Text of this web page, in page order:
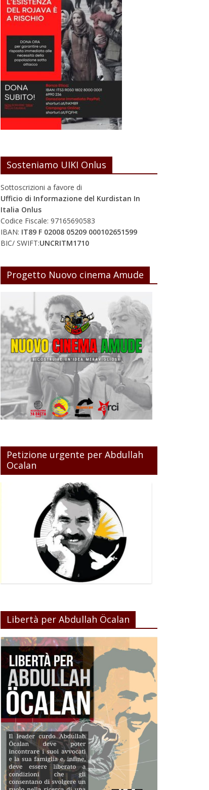
Sosteniamo UIKI Onlus
Sottoscrizioni a favore di
Ufficio di Informazione del Kurdistan In
Italia Onlus
Codice Fiscale: 97165690583
IBAN: IT89 F 02008 05209 000102651599
BIC/ SWIFT:UNCRITM1710
Progetto Nuovo cinema Amude
Petizione urgente per Abdullah
Ocalan
Libertà per Abdullah Öcalan